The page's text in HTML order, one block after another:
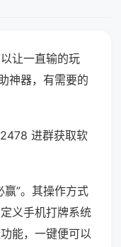
让一直输的玩
神器，有需要的
进群获取软
赢”。其操作方式
义手机打牌系统
能，一键便可以